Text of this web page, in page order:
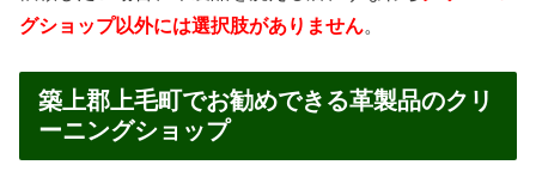
グショップ以外には選択肢がありません。
築上郡上毛町でお勧めできる革製品のクリ
ーニングショップ